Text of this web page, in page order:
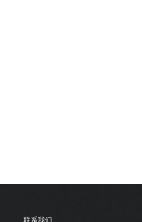
联系我们